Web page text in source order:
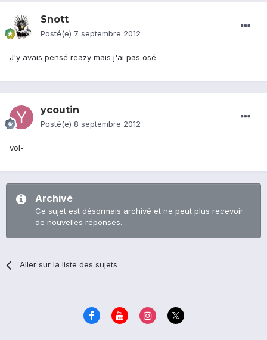
Snott
Posté(e) 7 septembre 2012
J'y avais pensé reazy mais j'ai pas osé..
ycoutin
Posté(e) 8 septembre 2012
vol-
Archivé
Ce sujet est désormais archivé et ne peut plus recevoir
de nouvelles réponses.
Aller sur la liste des sujets